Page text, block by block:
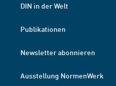
DIN in der Welt
Publikationen
Newsletter abonnieren
Ausstellung NormenWerk